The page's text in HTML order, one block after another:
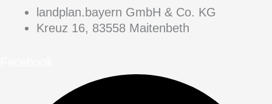
landplan.bayern GmbH & Co. KG
Kreuz 16, 83558 Maitenbeth